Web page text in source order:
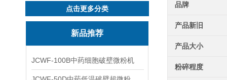
点击更多分类
新品推荐
JCWF-100B中药细胞破壁微粉机
品牌
产品新旧
产品大小
粉碎程度